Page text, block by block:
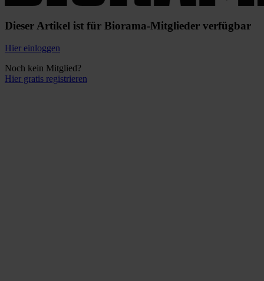
Dieser Artikel ist für Biorama-Mitglieder verfügbar
Hier einloggen
Noch kein Mitglied?
Hier gratis registrieren